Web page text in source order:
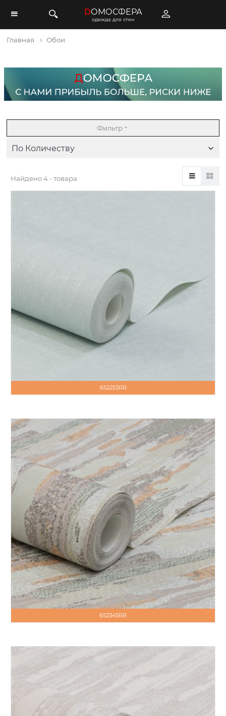
DОМОСФЕРА
одежда для стен
Главная Обои
Фильтр
По Количеству
Найдено4 - товара
652253RR
652345RR